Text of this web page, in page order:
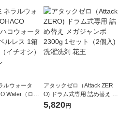
ルウォータ
Water（ロハ
）2L ラベルレ
アタックゼロ（Attack ZER
O) ドラム式専用 詰め替え メ
ガジャンボ 2300g 1セット
5,820円